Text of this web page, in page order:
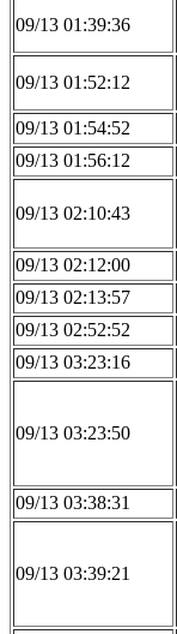
09/13 01:39:36
09/13 01:52:12
09/13 01:54:52
09/13 01:56:12
09/13 02:10:43
09/13 02:12:00
09/13 02:13:57
09/13 02:52:52
09/13 03:23:16
09/13 03:23:50
09/13 03:38:31
09/13 03:39:21